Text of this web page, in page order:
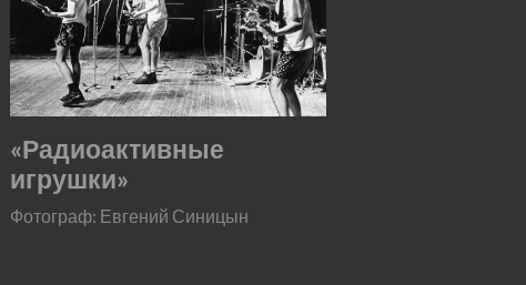
«Радиоактивные
игрушки»
Фотограф: Евгений Синицын